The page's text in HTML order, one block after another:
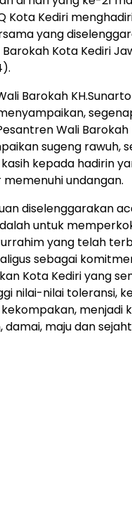
Kota Kediri
yang
Kota Kediri
Barokah
Wali Barokah
sugeng rawuh,
kepada hadirin
undangan.
diselenggarakan
untuk
yang telah
sebagai
Kota Kediri yang
nilai-nilai toleransi,
menjadi
maju dan